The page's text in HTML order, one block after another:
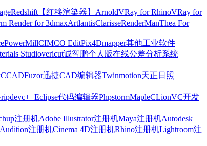
Redshift【红移渲染器】 ArnoldVRay for RhinoVRay for
Render for 3dmaxArtlantisClarisseRenderManThea For
PowerMillCIMCO EditPix4Dmapper其他工业软件
Studiovericut诚智鹏个人版在线公差分析系统
Fuzor迅捷CAD编辑器Twinmotion天正日照
devc++Eclipse代码编辑器PhpstormMapleCLionVC开发
注册机Adobe Illustrator注册机Maya注册机Autodesk
Audition注册机Cinema 4D注册机Rhino注册机Lightroom注